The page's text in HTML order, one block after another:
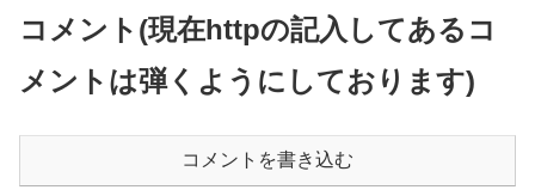
コメント(現在httpの記入してあるコ
メントは弾くようにしております)
コメントを書き込む